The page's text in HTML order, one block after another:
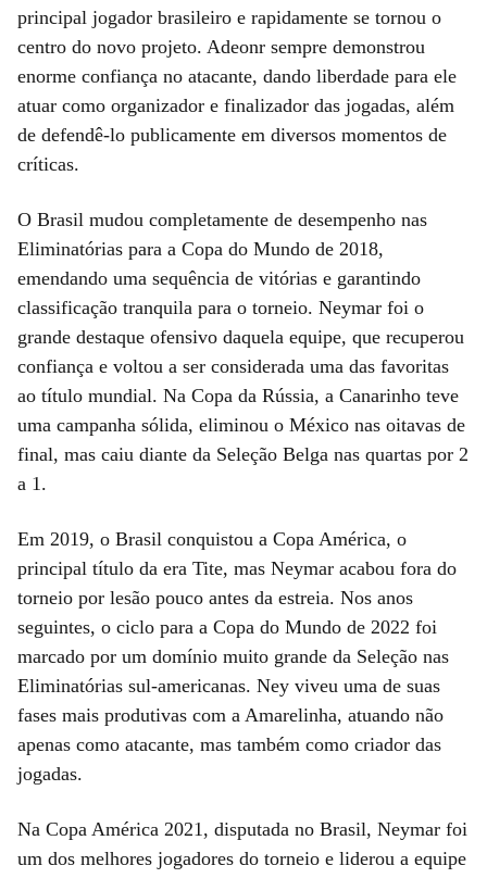
principal jogador brasileiro e rapidamente se tornou o
centro do novo projeto. Adeonr sempre demonstrou
enorme confiança no atacante, dando liberdade para ele
atuar como organizador e finalizador das jogadas, além
de defendê-lo publicamente em diversos momentos de
críticas.
O Brasil mudou completamente de desempenho nas
Eliminatórias para a Copa do Mundo de 2018,
emendando uma sequência de vitórias e garantindo
classificação tranquila para o torneio. Neymar foi o
grande destaque ofensivo daquela equipe, que recuperou
confiança e voltou a ser considerada uma das favoritas
ao título mundial. Na Copa da Rússia, a Canarinho teve
uma campanha sólida, eliminou o México nas oitavas de
final, mas caiu diante da Seleção Belga nas quartas por 2
a 1.
Em 2019, o Brasil conquistou a Copa América, o
principal título da era Tite, mas Neymar acabou fora do
torneio por lesão pouco antes da estreia. Nos anos
seguintes, o ciclo para a Copa do Mundo de 2022 foi
marcado por um domínio muito grande da Seleção nas
Eliminatórias sul-americanas. Ney viveu uma de suas
fases mais produtivas com a Amarelinha, atuando não
apenas como atacante, mas também como criador das
jogadas.
Na Copa América 2021, disputada no Brasil, Neymar foi
um dos melhores jogadores do torneio e liderou a equipe